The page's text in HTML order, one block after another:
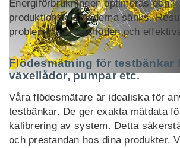
Energiförbrukningen optimeras och
produktionskostnaderna sänks.
problemfria arbetsflöden och
Flödesmätning för testbänkar
växellådor, pumpar etc.
Våra flödesmätare är idealiska för
testbänkar. De ger exakta mätdata
kalibrering av system. Detta
och prestandan hos dina produkter.